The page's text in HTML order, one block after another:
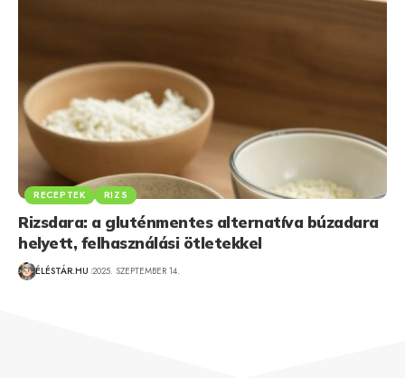
RECEPTEK RIZS
Rizsdara: a gluténmentes alternatíva búzadara
helyett, felhasználási ötletekkel
ÉLÉSTÁR.HU 2025. SZEPTEMBER 14.